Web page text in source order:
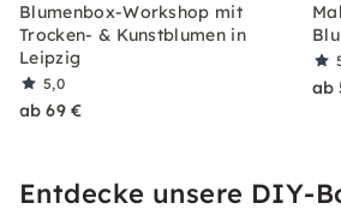
Blumenbox-Workshop mit
Trocken- & Kunstblumen in
Leipzig
5,0
ab 69 €
ab
Entdecke unsere DIY-